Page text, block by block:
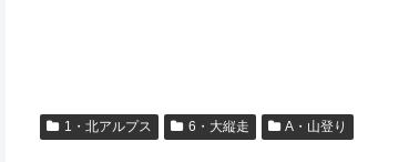
1・北アルプス 6・大縦走 A・山登り